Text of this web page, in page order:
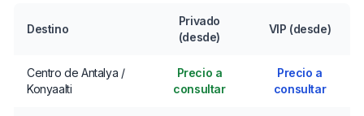
Destino
Privado
(desde)
VIP (desde)
Centro de Antalya /
Konyaalti
Precio a
consultar
Precio a
consultar